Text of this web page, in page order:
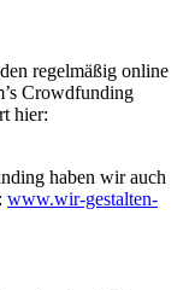
regelmäßig online
Crowdfunding
hier:
haben wir auch
www.wir-gestalten-